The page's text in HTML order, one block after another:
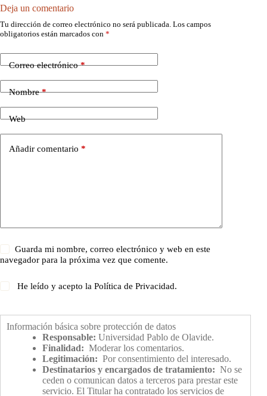
Deja un comentario
Tu dirección de correo electrónico no será publicada. Los campos
obligatorios están marcados con *
Correo electrónico*
Nombre*
Web
Añadir comentario *
Guarda mi nombre, correo electrónico y web en este
navegador para la próxima vez que comente.
He leído y acepto laPolítica de Privacidad.
Información básica sobre protección de datos
Responsable: Universidad Pablo de Olavide.
Finalidad: Moderar los comentarios.
Legitimación: Por consentimiento del interesado.
Destinatarios y encargados de tratamiento: No se
ceden o comunican datos a terceros para prestar este
servicio. El Titular ha contratado los servicios de